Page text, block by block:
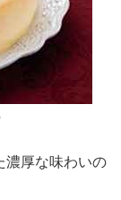
濃厚な味わいの